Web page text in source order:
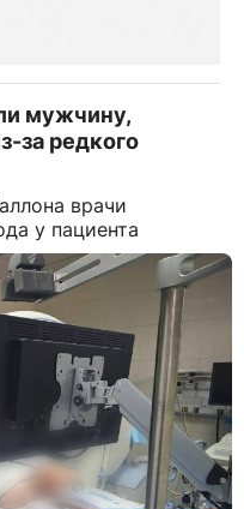
мужчину,
за редкого
врачи
у пациента